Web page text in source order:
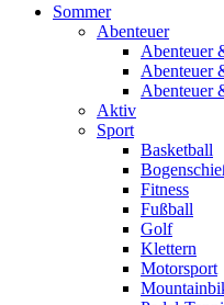
Sommer
Abenteuer
Abenteuer
Abenteuer
Abenteuer
Aktiv
Sport
Basketball
Fitness
Fußball
Golf
Klettern
Motorsport